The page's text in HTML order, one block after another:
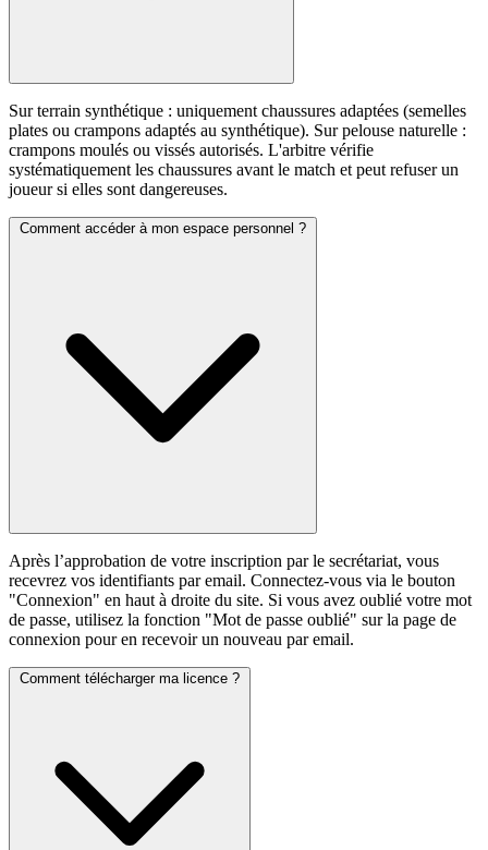
Sur terrain synthétique : uniquement chaussures adaptées (semelles
plates ou crampons adaptés au synthétique). Sur pelouse naturelle :
crampons moulés ou vissés autorisés. L'arbitre vérifie
systématiquement les chaussures avant le match et peut refuser un
joueur si elles sont dangereuses.
Comment accéder à mon espace personnel ?
Après l’approbation de votre inscription par le secrétariat, vous
recevrez vos identifiants par email. Connectez-vous via le bouton
"Connexion" en haut à droite du site. Si vous avez oublié votre mot
de passe, utilisez la fonction "Mot de passe oublié" sur la page de
connexion pour en recevoir un nouveau par email.
Comment télécharger ma licence ?